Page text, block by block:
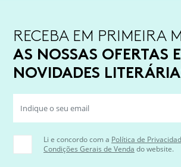
RECEBA EM PRIMEIRA
AS NOSSAS OFERTAS E
NOVIDADES
Li e concordo com a Política de
Condições Gerais de Venda do website.